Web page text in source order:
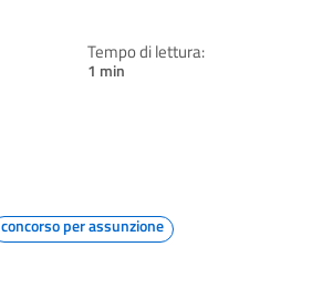
Tempo di lettura:
1 min
concorso per assunzione